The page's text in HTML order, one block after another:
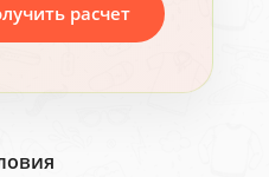
расчет